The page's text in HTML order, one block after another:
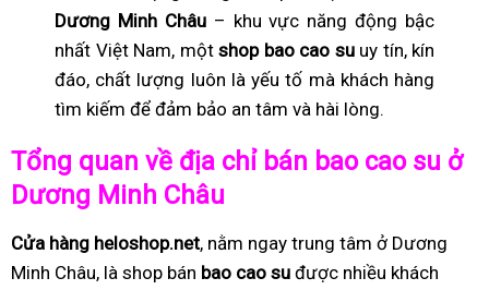
Dương Minh Châu– khu vực năng động bậc
nhất Việt Nam, một shop bao cao suuy tín, kín
đáo, chất lượng luôn là yếu tố mà khách hàng
tìm kiếm để đảm bảo an tâm và hài lòng.
Tổng quan về địa chỉ bán bao cao su ở
Dương Minh Châu
Cửa hàng heloshop.net, nằm ngay trung tâm ở Dương
Minh Châu, là shop bán bao cao su được nhiều khách